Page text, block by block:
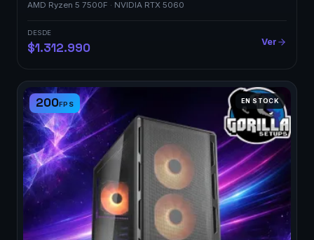
AMD Ryzen 5 7500F · NVIDIA RTX 5060
DESDE
$1.312.990 Ver
200FPS EN STOCK